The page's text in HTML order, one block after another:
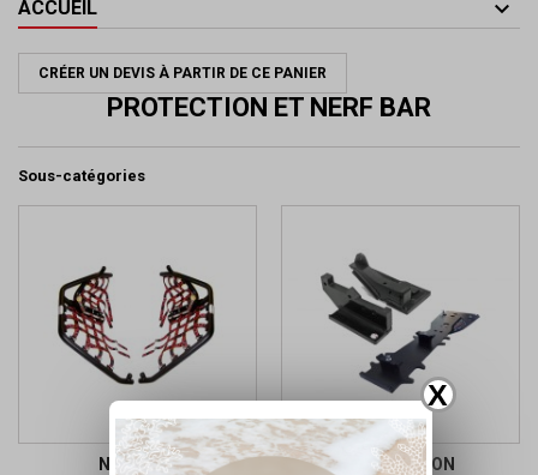
X
ACCUEIL
CRÉER UN DEVIS À PARTIR DE CE PANIER
PROTECTION ET NERF BAR
Sous-catégories
NERF BAR PROTECTION